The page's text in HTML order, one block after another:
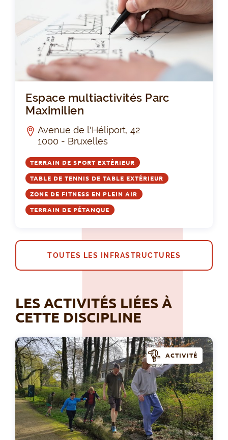
Espace multiactivités Parc
Maximilien
Avenue de l'Héliport, 42
1000 - Bruxelles
TERRAIN DE SPORT EXTÉRIEUR
TABLE DE TENNIS DE TABLE EXTÉRIEUR
ZONE DE FITNESS EN PLEIN AIR
TERRAIN DE PÉTANQUE
TOUTES LES INFRASTRUCTURES
LES ACTIVITÉS LIÉES À
CETTE DISCIPLINE
ACTIVITÉ